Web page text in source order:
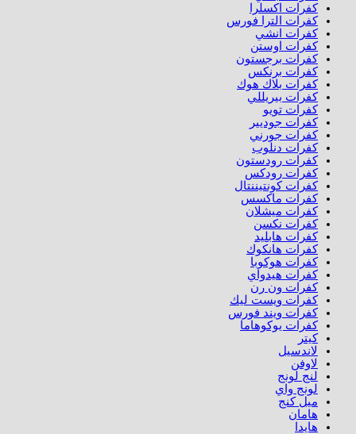
كفرات اكسلرا
كفرات الترا فورس
كفرات انشي
كفرات اوستن
كفرات برجستون
كفرات برنكس
كفرات بلاك هوك
كفرات بيريللي
كفرات تويو
كفرات جوديير
كفرات جورني
كفرات دنلوب
كفرات رودستون
كفرات رودكس
كفرات كونتيننتال
كفرات ماكسس
كفرات ميشلان
كفرات نكسن
كفرات هابليد
كفرات هانكوك
كفرات هوكوبا
كفرات هيدواي
كفرات ون رن
كفرات ويست ليك
كفرات ويند فورس
كفرات يوكوهاما
كيتر
لاندسيل
لاوفن
لنج لونج
لونج واي
ميل كنج
هامان
هايدا